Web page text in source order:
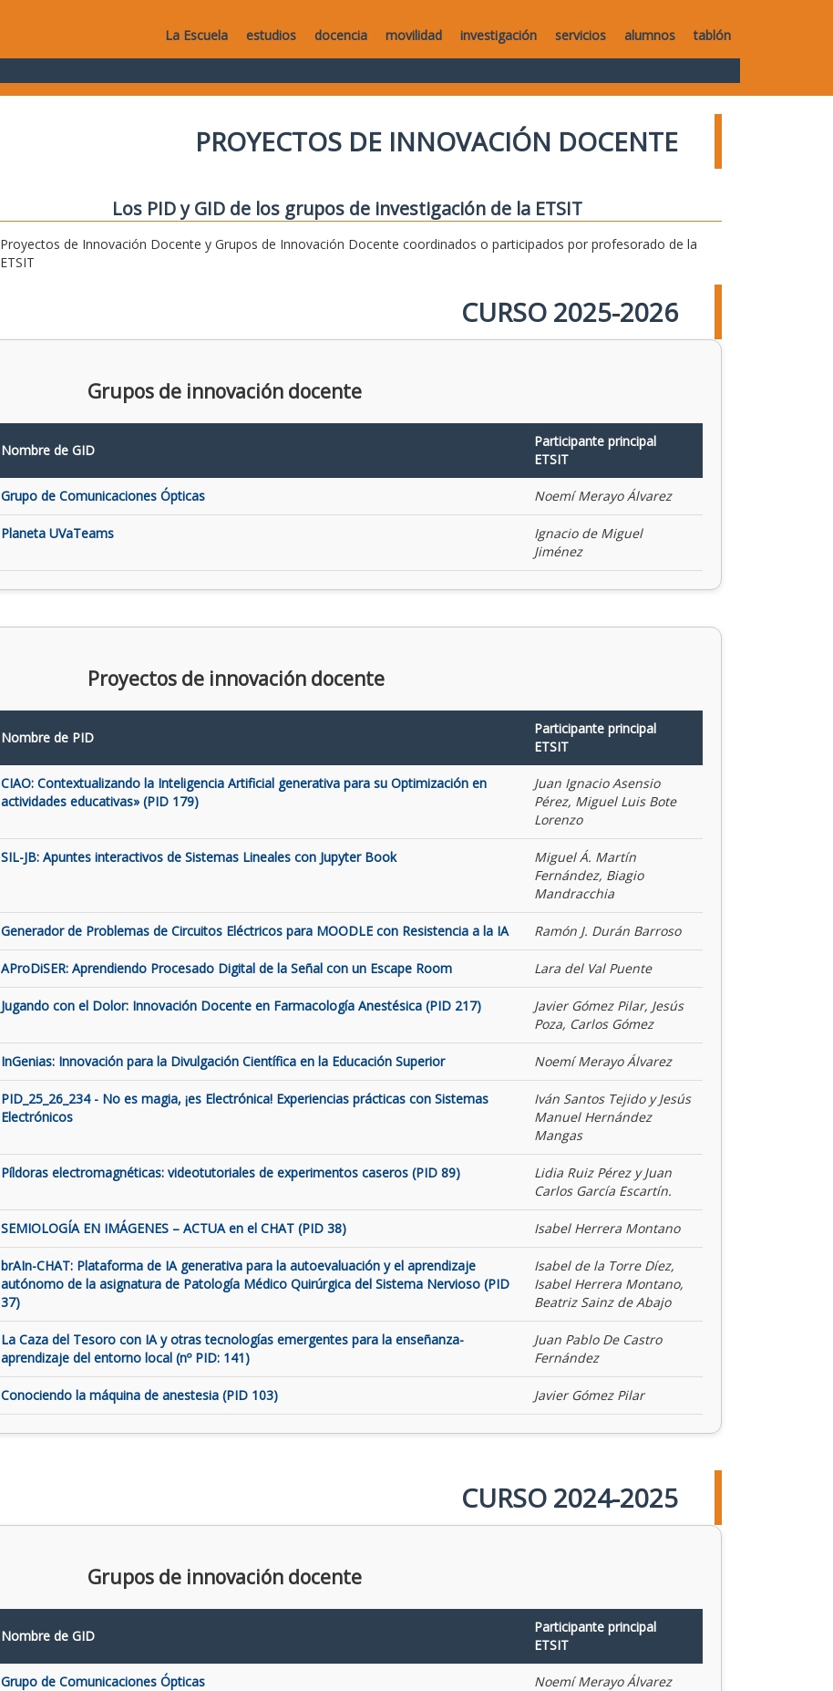
La Escuela estudios docencia movilidad investigación servicios alumnos tablón
PROYECTOS DE INNOVACIÓN DOCENTE
Los PID y GID de los grupos de investigación de la ETSIT
Proyectos de Innovación Docente y Grupos de Innovación Docente coordinados o participados por profesorado de la
ETSIT
CURSO 2025-2026
Grupos de innovación docente
Nombre de GID
Participante principal
ETSIT
Grupo de Comunicaciones Ópticas Noemí Merayo Álvarez
Planeta UVaTeams
Ignacio de Miguel
Jiménez
Proyectos de innovación docente
Nombre de PID
Participante principal
ETSIT
CIAO: Contextualizando la Inteligencia Artificial generativa para su Optimización en
actividades educativas» (PID 179)
Juan Ignacio Asensio
Pérez, Miguel Luis Bote
Lorenzo
SIL-JB: Apuntes interactivos de Sistemas Lineales con Jupyter Book
Miguel Á. Martín
Fernández, Biagio
Mandracchia
Generador de Problemas de Circuitos Eléctricos para MOODLE con Resistencia a la IA Ramón J. Durán Barroso
AProDiSER: Aprendiendo Procesado Digital de la Señal con un Escape Room Lara del Val Puente
Jugando con el Dolor: Innovación Docente en Farmacología Anestésica (PID 217)
Javier Gómez Pilar, Jesús
Poza, Carlos Gómez
InGenias: Innovación para la Divulgación Científica en la Educación Superior Noemí Merayo Álvarez
PID_25_26_234 - No es magia, ¡es Electrónica! Experiencias prácticas con Sistemas
Electrónicos
Iván Santos Tejido y Jesús
Manuel Hernández
Mangas
Píldoras electromagnéticas: videotutoriales de experimentos caseros (PID 89)
Lidia Ruiz Pérez y Juan
Carlos García Escartín.
SEMIOLOGÍA EN IMÁGENES – ACTUA en el CHAT (PID 38) Isabel Herrera Montano
brAIn-CHAT: Plataforma de IA generativa para la autoevaluación y el aprendizaje
autónomo de la asignatura de Patología Médico Quirúrgica del Sistema Nervioso (PID
37)
Isabel de la Torre Díez,
Isabel Herrera Montano,
Beatriz Sainz de Abajo
La Caza del Tesoro con IA y otras tecnologías emergentes para la enseñanza-
aprendizaje del entorno local (nº PID: 141)
Juan Pablo De Castro
Fernández
Conociendo la máquina de anestesia (PID 103) Javier Gómez Pilar
CURSO 2024-2025
Grupos de innovación docente
Nombre de GID
Participante principal
ETSIT
Grupo de Comunicaciones Ópticas Noemí Merayo Álvarez